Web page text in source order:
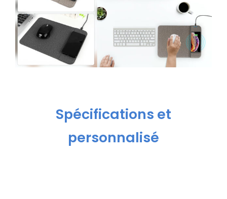
Spécifications et
personnalisé